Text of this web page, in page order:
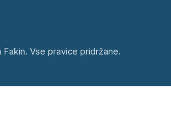
Vse pravice pridržane.